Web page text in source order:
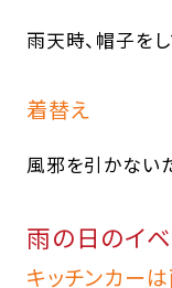
雨天時、帽子を
着替え
風邪を引かない
雨の日のイ
キッチンカー